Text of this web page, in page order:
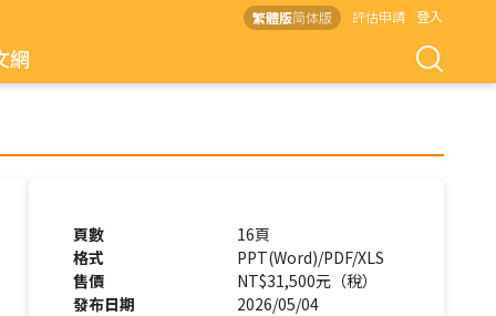
繁體版简体版 評估申請 登入
網
頁數
16頁
格式
PPT(Word)/PDF/XLS
售價
NT$31,500元（稅）
發布日期
2026/05/04